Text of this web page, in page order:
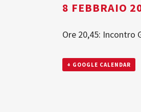
8 FEBBRAIO
Ore 20,45: Incontro
+ GOOGLE CALENDAR